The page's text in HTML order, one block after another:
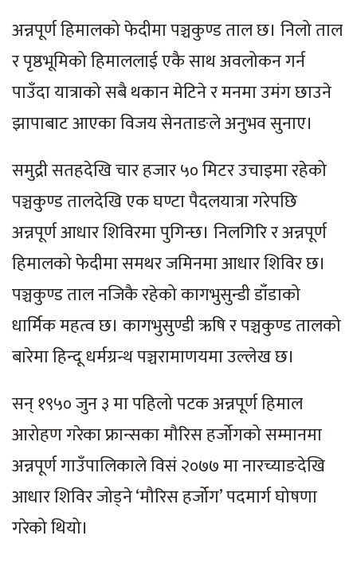
अन्नपूर्ण हिमालको फेदीमा पञ्चकुण्ड ताल छ। निलो ताल
र पृष्ठभूमिको हिमाललाई एकै साथ अवलोकन गर्न
पाउँदा यात्राको सबै थकान मेटिने र मनमा उमंग छाउने
झापाबाट आएका विजय सेनताङले अनुभव सुनाए।
समुद्री सतहदेखि चार हजार ५० मिटर उचाइमा रहेको
पञ्चकुण्ड तालदेखि एक घण्टा पैदलयात्रा गरेपछि
अन्नपूर्ण आधार शिविरमा पुगिन्छ। निलगिरि र अन्नपूर्ण
हिमालको फेदीमा समथर जमिनमा आधार शिविर छ।
पञ्चकुण्ड ताल नजिकै रहेको कागभुसुन्डी डाँडाको
धार्मिक महत्व छ। कागभुसुण्डी ऋषि र पञ्चकुण्ड तालको
बारेमा हिन्दू धर्मग्रन्थ पञ्चरामाणयमा उल्लेख छ।
सन् १९५० जुन ३ मा पहिलो पटक अन्नपूर्ण हिमाल
आरोहण गरेका फ्रान्सका मौरिस हर्जोगको सम्मानमा
अन्नपूर्ण गाउँपालिकाले विसं २०७७ मा नारच्याङदेखि
आधार शिविर जोड्ने ‘मौरिस हर्जोग’ पदमार्ग घोषणा
गरेको थियो।